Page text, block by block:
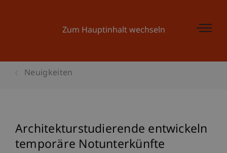
Zum Hauptinhalt wechseln
Neuigkeiten
Architekturstudierende entwickeln
temporäre Notunterkünfte